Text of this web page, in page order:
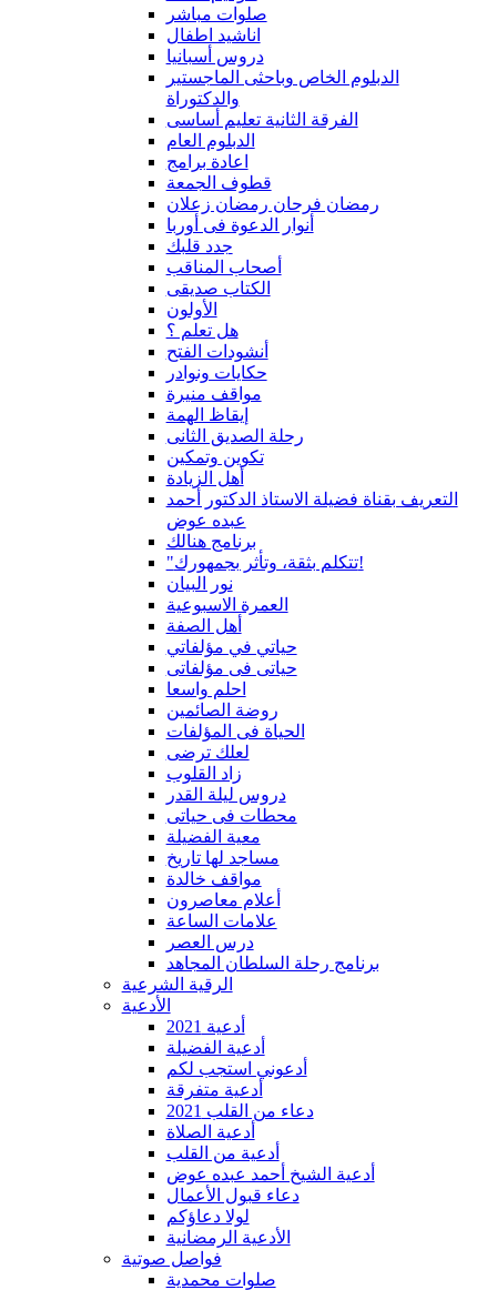
صلوات مباشر
اناشيد اطفال
دروس أسبانيا
الدبلوم الخاص وباحثى الماجستير
والدكتوراة
الفرقة الثانية تعليم أساسى
الدبلوم العام
اعادة برامج
قطوف الجمعة
رمضان فرحان رمضان زعلان
أنوار الدعوة فى أوربا
جدد قلبك
أصحاب المناقب
الكتاب صديقى
الأولون
هل تعلم ؟
أنشودات الفتح
حكايات ونوادر
مواقف منيرة
إيقاظ الهمة
رحلة الصديق الثانى
تكوين وتمكين
أهل الزيادة
التعريف بقناة فضيلة الاستاذ الدكتور أحمد
عبده عوض
برنامج هنالك
"تتكلم بثقة، وتأثر بجمهورك!
نور البيان
العمرة الاسبوعية
أهل الصفة
حياتي في مؤلفاتي
حياتى فى مؤلفاتى
احلم واسعا
روضة الصائمين
الحياة فى المؤلفات
لعلك ترضى
زاد القلوب
دروس ليلة القدر
محطات فى حياتى
معية الفضيلة
مساجد لها تاريخ
مواقف خالدة
أعلام معاصرون
علامات الساعة
درس العصر
برنامج رحلة السلطان المجاهد
الرقية الشرعية
الأدعية
أدعية 2021
أدعية الفضيلة
أدعوني استجب لكم
أدعية متفرقة
دعاء من القلب 2021
أدعية الصلاة
أدعية من القلب
أدعية الشيخ أحمد عبده عوض
دعاء قبول الأعمال
لولا دعاؤكم
الأدعية الرمضانية
فواصل صوتية
صلوات محمدية